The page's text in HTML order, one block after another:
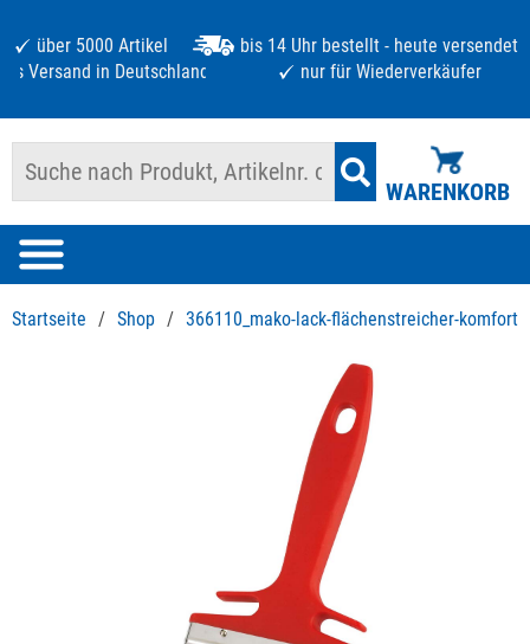
über 5000 Artikel
bis 14 Uhr bestellt - heute versendet
Versand in Deutschland ab 125 €
nur für Wiederverkäufer
WARENKORB
Startseite / Shop / 366110_mako-lack-flächenstreicher-komfort